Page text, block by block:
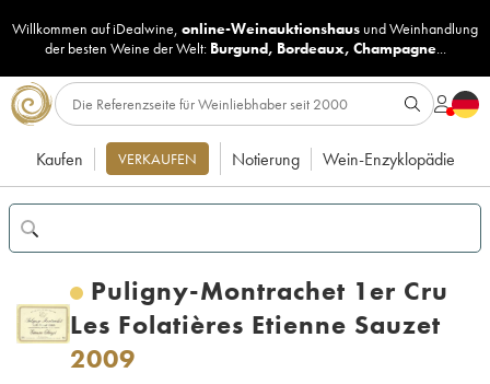
Willkommen auf iDealwine, online-Weinauktionshaus undWeinhandlung
der besten Weine der Welt: Burgund, Bordeaux, Champagne...
Kaufen VERKAUFEN Notierung Wein-Enzyklopädie
Puligny-Montrachet 1er Cru
Les Folatières Etienne Sauzet
2009